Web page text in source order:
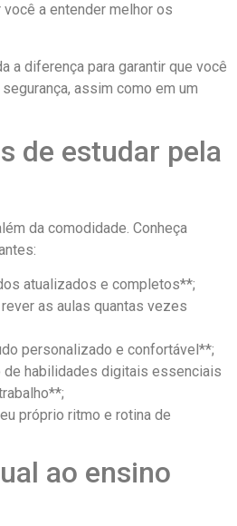
a entender melhor os
a diferença para garantir que você
assim como em um
de estudar pela
da comodidade. Conheça
atualizados e completos**;
as aulas quantas vezes
personalizado e confortável**;
habilidades digitais essenciais
próprio ritmo e rotina de
ao ensino